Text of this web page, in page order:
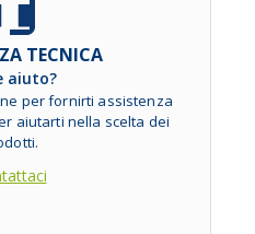
TECNICA
aiuto?
per fornirti assistenza
aiutarti nella scelta dei